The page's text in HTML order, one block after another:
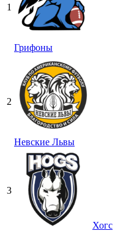
1
Грифоны
2
Невские Львы
3
Хогс